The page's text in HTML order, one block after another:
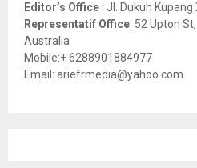
Editor’s Office : Jl. Dukuh
Representatif Office: 52 Upton
Australia
Mobile:+ 6288901884977
Email: ariefrmedia@yahoo.com